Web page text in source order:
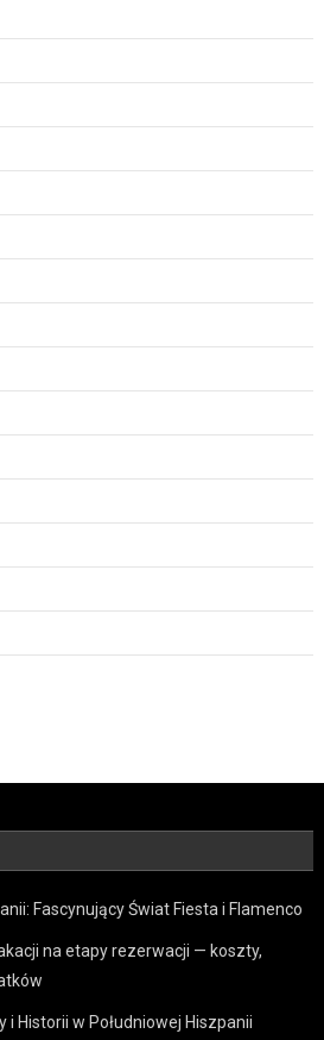
Fascynujący Świat Fiesta i Flamenco
na etapy rezerwacji — koszty,
i Historii w Południowej Hiszpanii